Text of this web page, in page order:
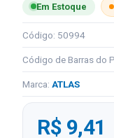
Em Estoque
Código: 50994
Código de Barras do
Marca: ATLAS
R$ 9,41